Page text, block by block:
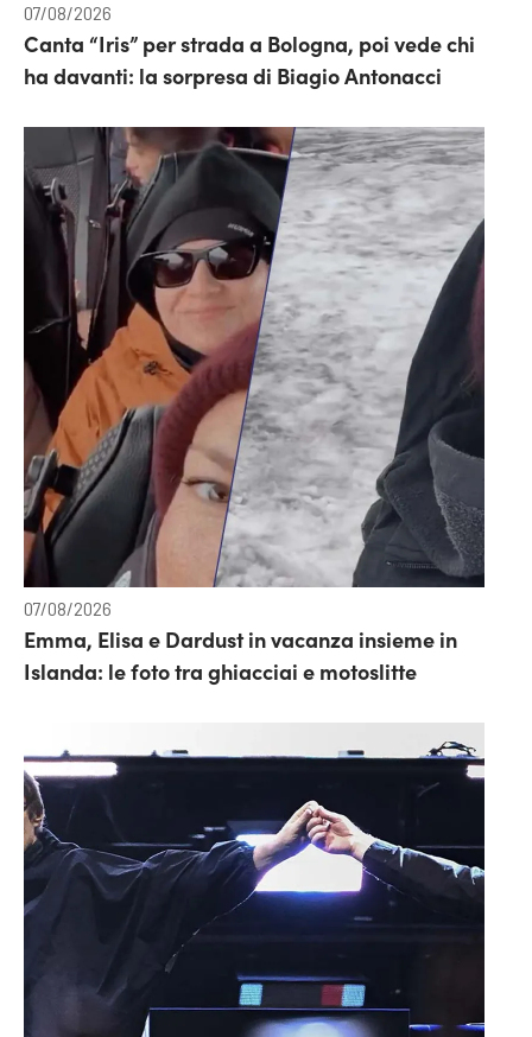
07/08/2026
Canta “Iris” per strada a Bologna, poi vede chi
ha davanti: la sorpresa di Biagio Antonacci
07/08/2026
Emma, Elisa e Dardust in vacanza insieme in
Islanda: le foto tra ghiacciai e motoslitte